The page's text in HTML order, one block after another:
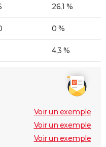
26,1 %
0 %
4,3 %
Voir un exemple
Voir un exemple
Voir un exemple